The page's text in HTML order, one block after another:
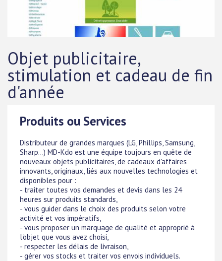
Objet publicitaire,
stimulation et cadeau de fin
d'année
Produits ou Services
Distributeur de grandes marques (LG, Phillips, Samsung,
Sharp...) MD-Kdo est une équipe toujours en quête de
nouveaux objets publicitaires, de cadeaux d'affaires
innovants, originaux, liés aux nouvelles technologies et
disponibles pour :
- traiter toutes vos demandes et devis dans les 24
heures sur produits standards,
- vous guider dans le choix des produits selon votre
activité et vos impératifs,
- vous proposer un marquage de qualité et approprié à
l'objet que vous avez choisi,
- respecter les délais de livraison,
- gérer vos stocks et traiter vos envois individuels.